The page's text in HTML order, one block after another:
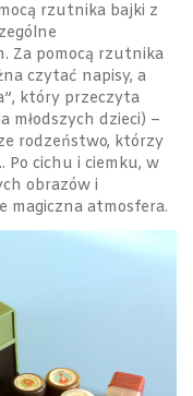
rzutnika bajki z
Za pomocą rzutnika
czytać napisy, a
który przeczyta
młodszych dzieci) –
rodzeństwo, którzy
Po cichu i ciemku, w
obrazów i
magiczna atmosfera.